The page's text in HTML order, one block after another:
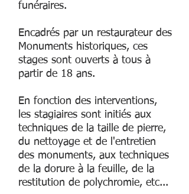
funéraires.
Encadrés par un restaurateur des
Monuments historiques, ces
stages sont ouverts à tous à
partir de 18 ans.
En fonction des interventions,
les stagiaires sont initiés aux
techniques de la taille de pierre,
du nettoyage et de l'entretien
des monuments, aux techniques
de la dorure à la feuille, de la
restitution de polychromie, etc...